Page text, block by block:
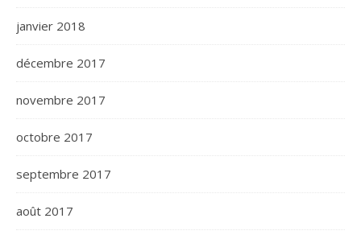
janvier 2018
décembre 2017
novembre 2017
octobre 2017
septembre 2017
août 2017